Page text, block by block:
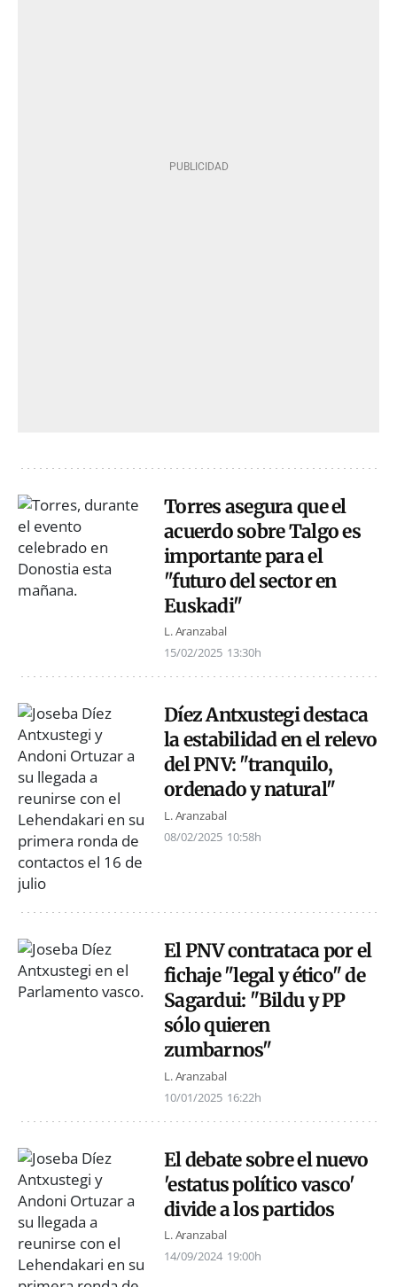
Torres asegura que el
acuerdo sobre Talgo es
importante para el
"futuro del sector en
Euskadi"
L. Aranzabal
15/02/2025 13:30h
Díez Antxustegi destaca
la estabilidad en el relevo
del PNV: "tranquilo,
ordenado y natural"
L. Aranzabal
08/02/2025 10:58h
El PNV contrataca por el
fichaje "legal y ético" de
Sagardui: "Bildu y PP
sólo quieren
zumbarnos"
L. Aranzabal
10/01/2025 16:22h
El debate sobre el nuevo
'estatus político vasco'
divide a los partidos
L. Aranzabal
14/09/2024 19:00h